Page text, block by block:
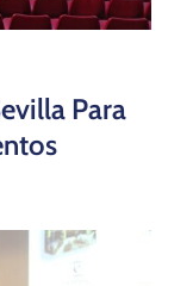
Para